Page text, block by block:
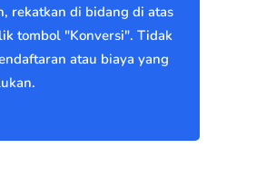
rekatkan di bidang di atas
tombol "Konversi". Tidak
atau biaya yang